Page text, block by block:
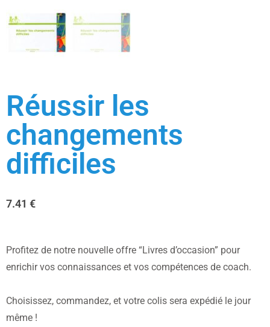
Réussir les
changements
difficiles
7.41 €
Profitez de notre nouvelle offre “Livres d’occasion” pour
enrichir vos connaissances et vos compétences de coach.
Choisissez, commandez, et votre colis sera expédié le jour
même !